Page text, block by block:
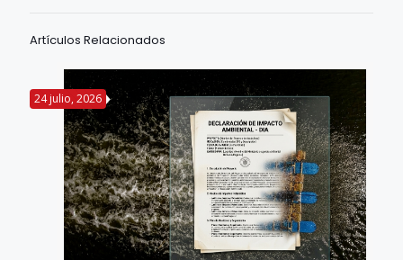
Artículos Relacionados
24 julio, 2026